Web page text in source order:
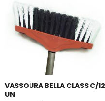
VASSOURA BELLA CLASS C/12
UN